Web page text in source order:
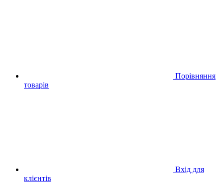
Порівняння
товарів
Вхід для
клієнтів